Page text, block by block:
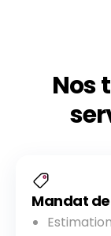
Nos
Mandat